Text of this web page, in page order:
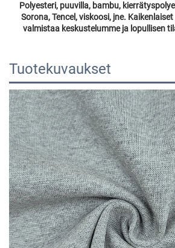
Polyesteri, puuvilla, bambu,
Sorona, Tencel, viskoosi, jne.
valmistaa keskustelumme ja lopullisen
Tuotekuvaukset